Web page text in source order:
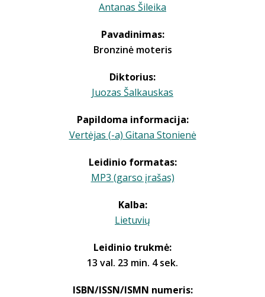
Antanas Šileika
Pavadinimas:
Bronzinė moteris
Diktorius:
Juozas Šalkauskas
Papildoma informacija:
Vertėjas (-a) Gitana Stonienė
Leidinio formatas:
MP3 (garso įrašas)
Kalba:
Lietuvių
Leidinio trukmė:
13 val. 23 min. 4 sek.
ISBN/ISSN/ISMN numeris: